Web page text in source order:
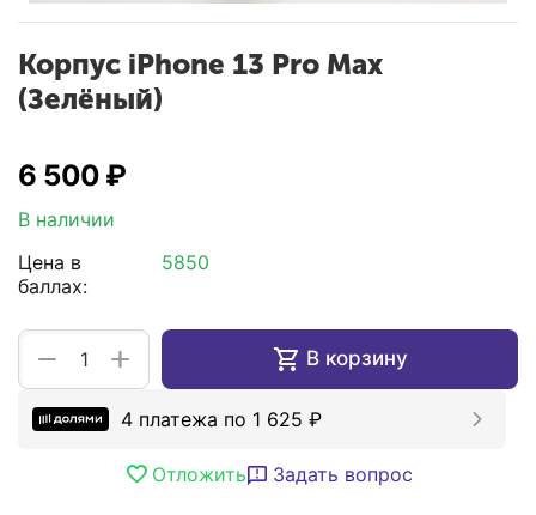
Корпус iPhone 13 Pro Max
(Зелёный)
6 500 ₽
В наличии
Цена в
баллах:
5850
+
− В корзину
4 платежа по 1 625 ₽
Отложить Задать вопрос